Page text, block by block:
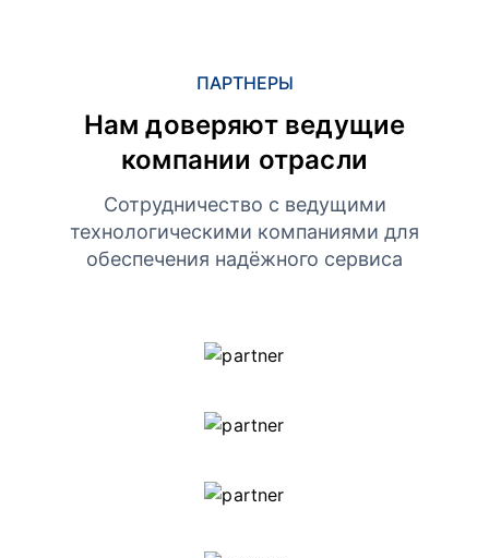
ПАРТНЕРЫ
Нам доверяют ведущие
компании отрасли
Сотрудничество с ведущими
технологическими компаниями для
обеспечения надёжного сервиса